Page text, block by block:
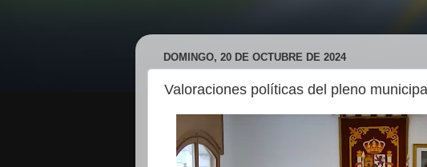
DOMINGO, 20 DE OCTUBRE DE 2024
Valoraciones políticas del pleno